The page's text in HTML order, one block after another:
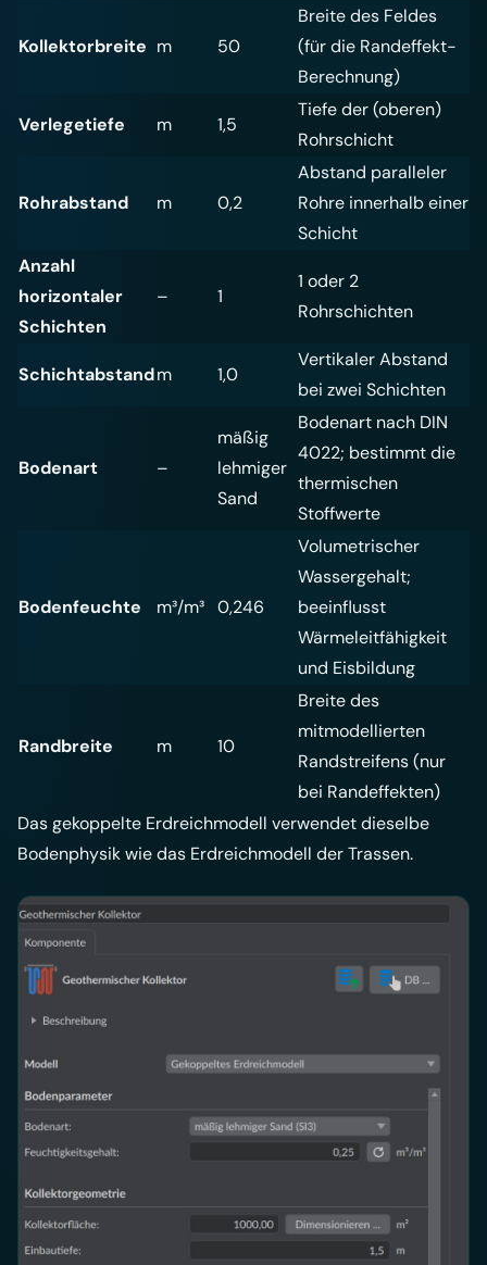
Kollektorbreite m 50
Breite des Feldes
(für die Randeffekt-
Berechnung)
Verlegetiefe m 1,5
Tiefe der (oberen)
Rohrschicht
Rohrabstand m 0,2
Abstand paralleler
Rohre innerhalb einer
Schicht
Anzahl
horizontaler
Schichten
– 1
1 oder 2
Rohrschichten
Schichtabstandm 1,0
Vertikaler Abstand
bei zwei Schichten
Bodenart –
mäßig
lehmiger
Sand
Bodenart nach DIN
4022; bestimmt die
thermischen
Stoffwerte
Bodenfeuchte m³/m³ 0,246
Volumetrischer
Wassergehalt;
beeinflusst
Wärmeleitfähigkeit
und Eisbildung
Randbreite m 10
Breite des
mitmodellierten
Randstreifens (nur
bei Randeffekten)
Das gekoppelte Erdreichmodell verwendet dieselbe
Bodenphysik wie das Erdreichmodell der Trassen.